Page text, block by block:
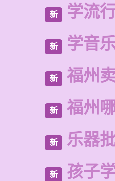
新 学流
新 学音
新 福州
新 福州
新 乐器
新 孩子